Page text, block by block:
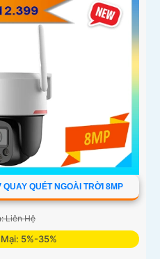
QUÉT NGOÀI TRỜI 8MP
Liên Hệ
5%-35%